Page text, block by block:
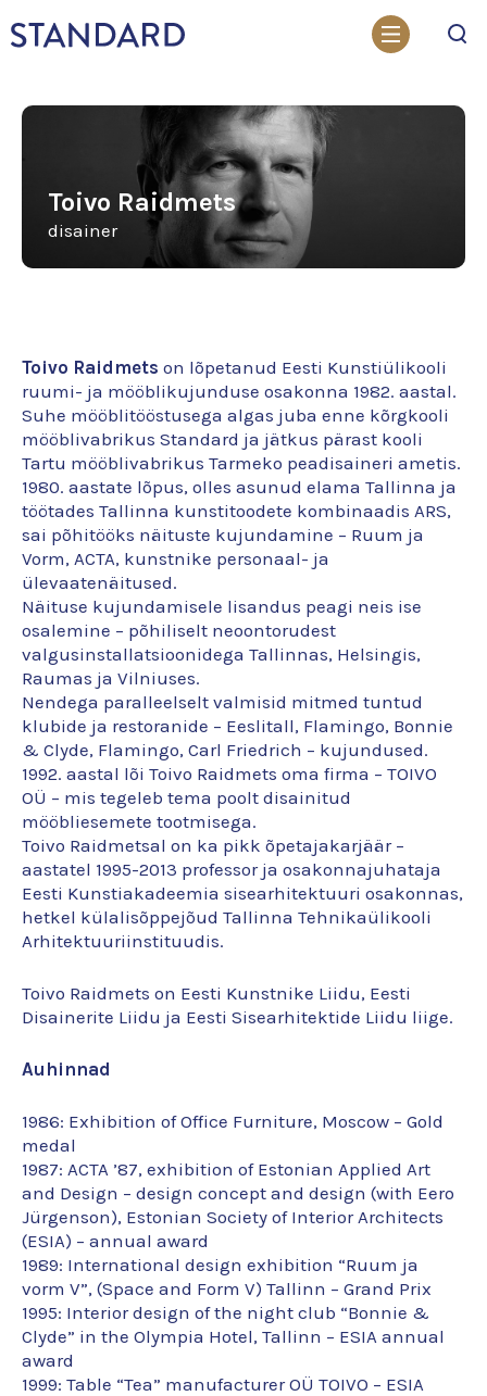
Toivo Raidmets
disainer
Toivo Raidmets on lõpetanud Eesti Kunstiülikooli
ruumi- ja mööblikujunduse osakonna 1982. aastal.
Suhe mööblitööstusega algas juba enne kõrgkooli
mööblivabrikus Standard ja jätkus pärast kooli
Tartu mööblivabrikus Tarmeko peadisaineri ametis.
1980. aastate lõpus, olles asunud elama Tallinna ja
töötades Tallinna kunstitoodete kombinaadis ARS,
sai põhitööks näituste kujundamine – Ruum ja
Vorm, ACTA, kunstnike personaal- ja
ülevaatenäitused.
Näituse kujundamisele lisandus peagi neis ise
osalemine – põhiliselt neoontorudest
valgusinstallatsioonidega Tallinnas, Helsingis,
Raumas ja Vilniuses.
Nendega paralleelselt valmisid mitmed tuntud
klubide ja restoranide – Eeslitall, Flamingo, Bonnie
& Clyde, Flamingo, Carl Friedrich – kujundused.
1992. aastal lõi Toivo Raidmets oma firma – TOIVO
OÜ – mis tegeleb tema poolt disainitud
mööbliesemete tootmisega.
Toivo Raidmetsal on ka pikk õpetajakarjäär –
aastatel 1995-2013 professor ja osakonnajuhataja
Eesti Kunstiakadeemia sisearhitektuuri osakonnas,
hetkel külalisõppejõud Tallinna Tehnikaülikooli
Arhitektuuriinstituudis.
Toivo Raidmets on Eesti Kunstnike Liidu, Eesti
Disainerite Liidu ja Eesti Sisearhitektide Liidu liige.
Auhinnad
1986: Exhibition of Office Furniture, Moscow – Gold
medal
1987: ACTA ’87, exhibition of Estonian Applied Art
and Design – design concept and design (with Eero
Jürgenson), Estonian Society of Interior Architects
(ESIA) – annual award
1989: International design exhibition “Ruum ja
vorm V”, (Space and Form V) Tallinn – Grand Prix
1995: Interior design of the night club “Bonnie &
Clyde” in the Olympia Hotel, Tallinn – ESIA annual
award
1999: Table “Tea” manufacturer OÜ TOIVO – ESIA